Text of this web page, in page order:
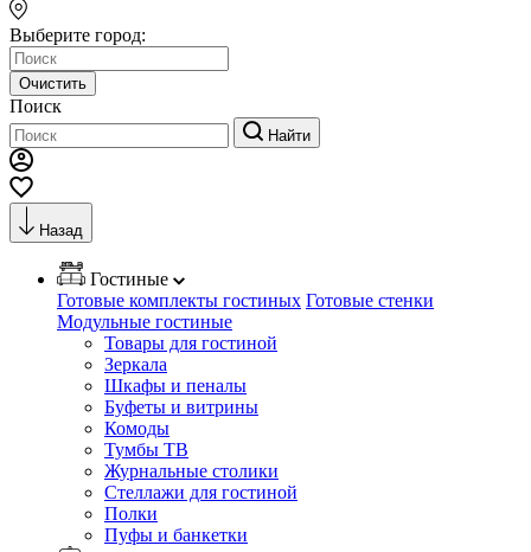
Выберите город:
Очистить
Поиск
Найти
Назад
Гостиные
Готовые комплекты гостиных Готовые стенки
Модульные гостиные
Товары для гостиной
Зеркала
Шкафы и пеналы
Буфеты и витрины
Комоды
Тумбы ТВ
Журнальные столики
Стеллажи для гостиной
Полки
Пуфы и банкетки